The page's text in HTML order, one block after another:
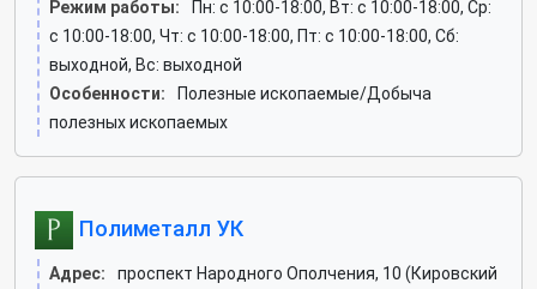
Режим работы:
Пн: c 10:00-18:00, Вт: c 10:00-18:00, Ср:
c 10:00-18:00, Чт: c 10:00-18:00, Пт: c 10:00-18:00, Сб:
выходной, Вс: выходной
Особенности:
Полезные ископаемые/Добыча
полезных ископаемых
Полиметалл УК
Адрес:
проспект Народного Ополчения, 10 (Кировский